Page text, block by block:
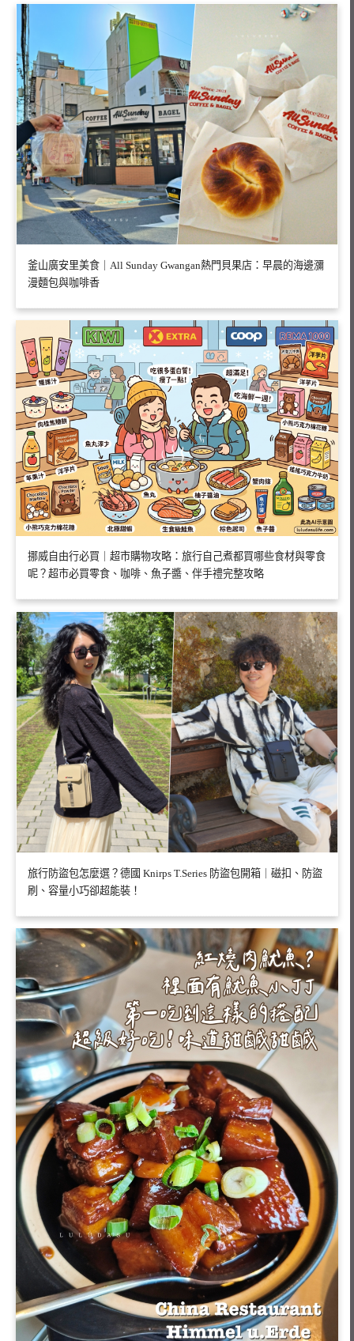
釜山廣安里美食｜All Sunday Gwangan熱門貝果店：早晨的海邊瀰
漫麵包與咖啡香
挪威自由行必買｜超市購物攻略：旅行自己煮都買哪些食材與零食
呢？超市必買零食、咖啡、魚子醬、伴手禮完整攻略
旅行防盜包怎麼選？德國 Knirps T.Series 防盜包開箱｜磁扣、防盜
刷、容量小巧卻超能裝！